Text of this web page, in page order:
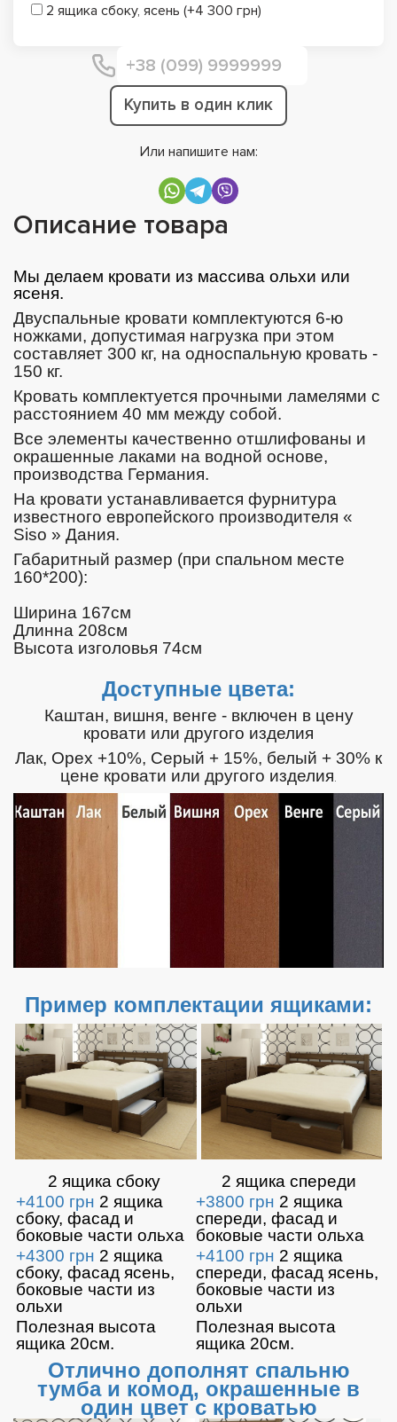
2 ящика сбоку, ясень (+4 300 грн)
Купить в один клик
Или напишите нам:
Описание товара
Мы делаем кровати из массива ольхи или
ясеня.
Двуспальные кровати комплектуются 6-ю
ножками, допустимая нагрузка при этом
составляет 300 кг, на односпальную кровать -
150 кг.
Кровать комплектуется прочными ламелями с
расстоянием 40 мм между собой.
Все элементы качественно отшлифованы и
окрашенные лаками на водной основе,
производства Германия.
На кровати устанавливается фурнитура
известного европейского производителя «
Siso » Дания.
Габаритный размер (при спальном месте
160*200):
Ширина 167см
Длинна 208см
Высота изголовья 74см
Доступные цвета:
Каштан, вишня, венге - включен в цену
кровати или другого изделия
Лак, Орех +10%, Серый + 15%, белый + 30% к
цене кровати или другого изделия.
Пример комплектации ящиками:
2 ящика сбоку
2 ящика спереди
+4100 грн 2 ящика
сбоку, фасад и
боковые части ольха
+3800 грн 2 ящика
спереди, фасад и
боковые части ольха
+4300 грн 2 ящика
сбоку, фасад ясень,
боковые части из
ольхи
+4100 грн 2 ящика
спереди, фасад ясень,
боковые части из
ольхи
Полезная высота
ящика 20см.
Полезная высота
ящика 20см.
Отлично дополнят спальню
тумба и комод, окрашенные в
один цвет с кроватью